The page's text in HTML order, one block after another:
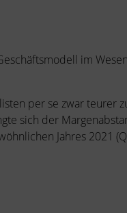
im
per se zwar teurer
sich der
Jahres 2021